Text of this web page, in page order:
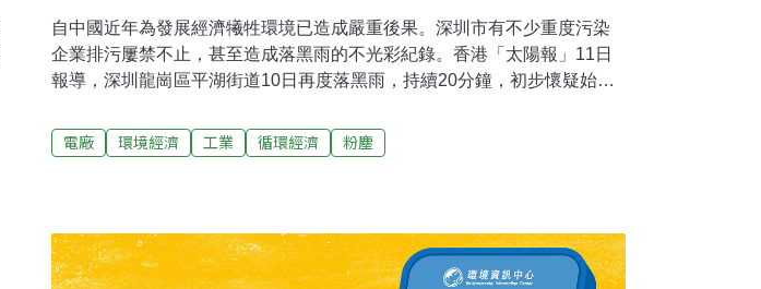
自中國近年為發展經濟犧牲環境已造成嚴重後果。深圳市有不少重度污染
企業排污屢禁不止，甚至造成落黑雨的不光彩紀錄。香港「太陽報」11日
報導，深圳龍崗區平湖街道10日再度落黑雨，持續20分鐘，初步懷疑始作
伴隨著雨點的是大量黑色的粉塵，粉塵有米粒大小，呈深黑色。據在附近
打工的韋師傅表示，雨點打在臉上有灼熱和刺痛的感覺，他回到宿舍查看
大量黑煙，黑雨應該與之有關。 該電廠運營部的殷先生稱，黑雨很可能是
電廠裡發電的鍋爐很久沒有清洗「吹灰」所致。
電廠 環境經濟 工業 循環經濟 粉塵